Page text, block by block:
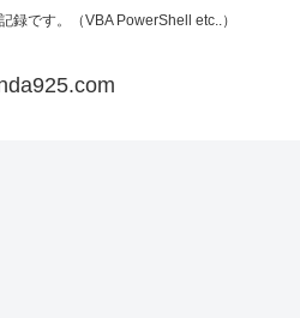
録です。（VBA PowerShell etc..）